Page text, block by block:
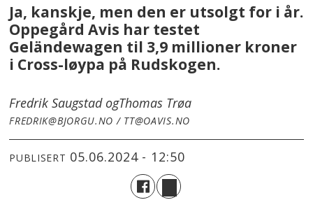
Ja, kanskje, men den er utsolgt for i år.
Oppegård Avis har testet
Geländewagen til 3,9 millioner kroner
i Cross-løypa på Rudskogen.
Fredrik Saugstad ogThomas Trøa
FREDRIK@BJORGU.NO / TT@OAVIS.NO
PUBLISERT 05.06.2024 - 12:50